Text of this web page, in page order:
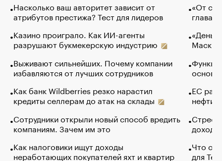
Насколько ваш авторитет зависит от
атрибутов престижа? Тест для лидеров
Казино проиграло. Как ИИ-агенты
разрушают букмекерскую индустрию
Выживают сильнейших. Почему компании
избавляются от лучших сотрудников
Как банк Wildberries резко нарастил
кредиты селлерам до атак на склады
Сотрудники открыли новый способ вредить
компаниям. Зачем им это
Как налоговики ищут доходы
неработающих покупателей яхт и квартир
«От
глава
Маск в
основ
ЕС
нефти
Что
для